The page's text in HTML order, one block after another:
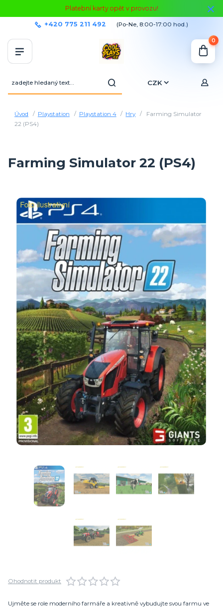
Platební karty opět v provozu!
CZK
+420 775 211 492 (Po-Ne, 8:00-17:00 hod.)
0
Úvod Playstation Playstation 4 Hry
Farming Simulator
22 (PS4)
Farming Simulator 22 (PS4)
Ohodnotit produkt
Ujměte se role moderního farmáře a kreativně vybudujte svou farmu ve